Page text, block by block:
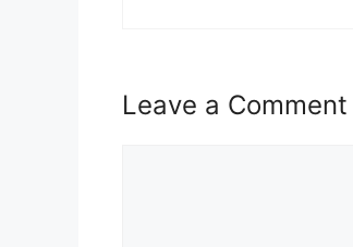
Leave a Comment